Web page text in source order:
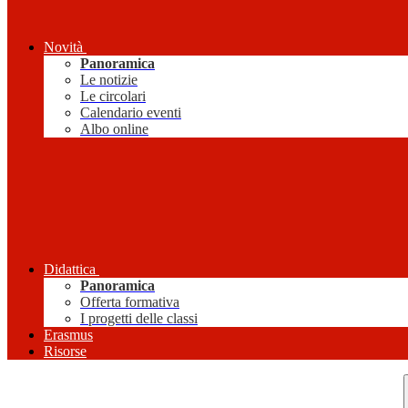
Novità
Panoramica
Le notizie
Le circolari
Calendario eventi
Albo online
Didattica
Panoramica
Offerta formativa
I progetti delle classi
Erasmus
Risorse